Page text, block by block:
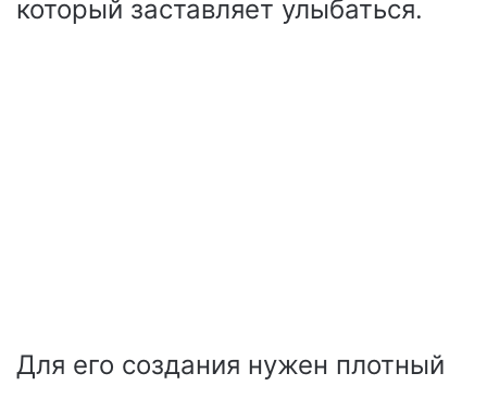
который заставляет улыбаться.
Для его создания нужен плотный